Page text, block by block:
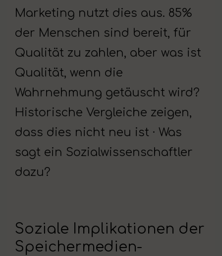
Marketing nutzt dies aus. 85%
der Menschen sind bereit, für
Qualität zu zahlen, aber was ist
Qualität, wenn die
Wahrnehmung getäuscht wird?
Historische Vergleiche zeigen,
dass dies nicht neu ist · Was
sagt ein Sozialwissenschaftler
dazu?
Soziale Implikationen der
Speichermedien-